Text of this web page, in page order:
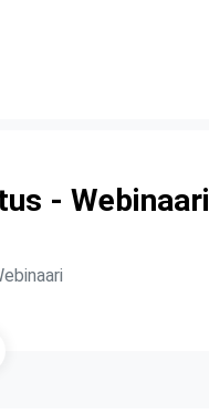
- Webinaari